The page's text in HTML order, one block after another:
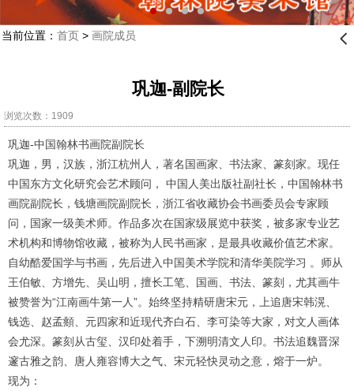
当前位置： 首页> 画院成员 󰊒
巩迦-副院长
浏览次数：1909
巩迦-中国翰林书画院副院长
巩迦，男，汉族，浙江杭州人，著名国画家、书法家、篆刻家。现任
中国东方文化研究会艺术顾问， 中国人美出版社副社长，中国翰林书
画院副院长，钱塘画院副院长，浙江省收藏协会书画委员会专家顾
问，国家一级美术师。作品多次在国家级展览中获奖，被多家专业艺
术机构和博物馆收藏，被称为人民书画家，是最具收藏价值艺术家。
自幼酷爱国学与书画，先后进入中国美术学院和清华美院学习 。师从
王伯敏、方增先、吴山明，擅长工笔、国画、书法、篆刻，尤其画牛
被赞誉为“江南画牛第一人”。始终坚持精研唐宋元，上追唐宋韩滉、
钱选、赵孟頫、元四家和近现代齐白石、李可染等大家，对文人画体
会尤深。篆刻从古玺、汉印处着手，下溯明清文人印。书法追魏晋深
邃古雅之韵、唐人雍容博大之气、宋元轻快灵动之意，熔于一炉。
现为：